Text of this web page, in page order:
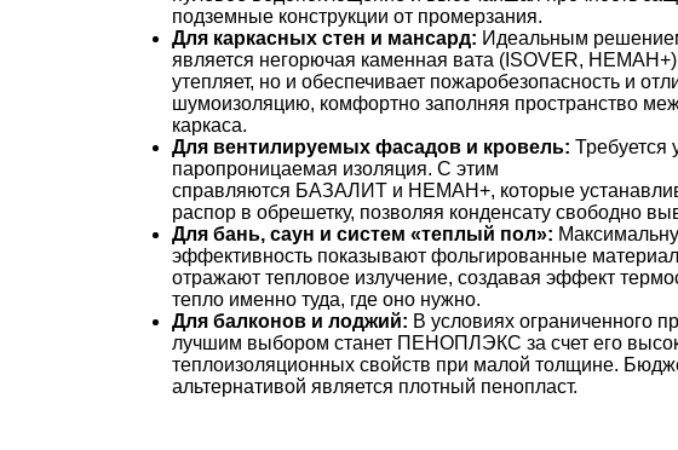
подземные конструкции от промерзания.
Для каркасных стен и мансард: Идеальным
является негорючая каменная вата (ISOVER,
утепляет, но и обеспечивает пожаробезопасность и
шумоизоляцию, комфортно заполняя пространство
каркаса.
Для вентилируемых фасадов и кровель: Требуется
паропроницаемая изоляция. С этим
справляются БАЗАЛИТ и НЕМАН+, которые
распор в обрешетку, позволяя конденсату свободно
Для бань, саун и систем «теплый пол»:
эффективность показывают фольгированные
отражают тепловое излучение, создавая эффект
тепло именно туда, где оно нужно.
Для балконов и лоджий: В условиях ограниченного
лучшим выбором станет ПЕНОПЛЭКС за счет его
теплоизоляционных свойств при малой толщине.
альтернативой является плотный пенопласт.